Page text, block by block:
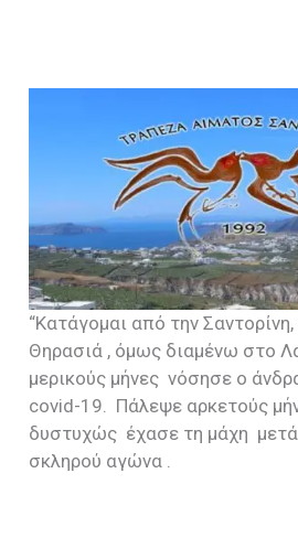
“Κατάγομαι από την
Θηρασιά , όμως διαμένω στο
μερικούς μήνες νόσησε ο
covid-19. Πάλεψε αρκετούς
δυστυχώς έχασε τη μάχη
σκληρού αγώνα .